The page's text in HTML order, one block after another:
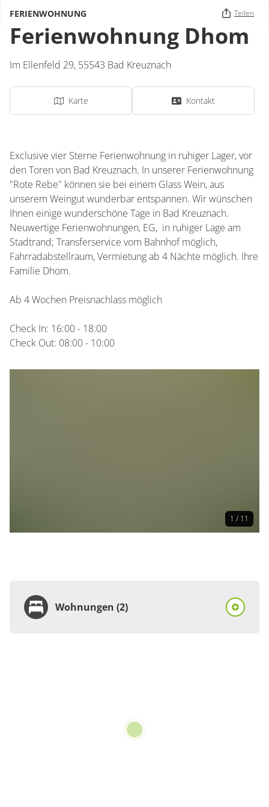
FERIENWOHNUNG Teilen
Ferienwohnung Dhom
Im Ellenfeld 29, 55543 Bad Kreuznach
Karte Kontakt
Exclusive vier Sterne Ferienwohnung in ruhiger Lager, vor
den Toren von Bad Kreuznach. In unserer Ferienwohnung
"Rote Rebe" können sie bei einem Glass Wein, aus
unserem Weingut wunderbar entspannen. Wir wünschen
Ihnen einige wunderschöne Tage in Bad Kreuznach.
Neuwertige Ferienwohnungen, EG, in ruhiger Lage am
Stadtrand; Transferservice vom Bahnhof möglich,
Fahrradabstellraum, Vermietung ab 4 Nächte möglich. Ihre
Familie Dhom.
Ab 4 Wochen Preisnachlass möglich
Check In: 16:00 - 18:00
Check Out: 08:00 - 10:00
1 / 11
Wohnungen (2)
für 1 bis 2 Personen